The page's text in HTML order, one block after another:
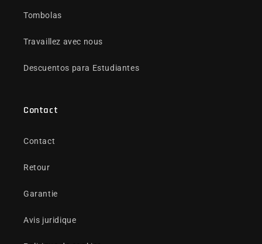
Tombolas
Travaillez avec nous
Descuentos para Estudiantes
Contact
Contact
Retour
Garantie
Avis juridique